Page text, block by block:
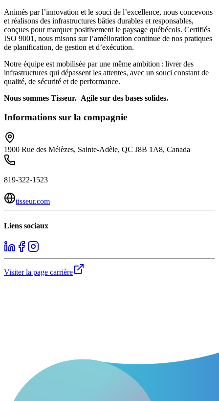
Animés par l’innovation et le souci de l’excellence, nous concevons
et réalisons des infrastructures bâties durables et responsables,
conçues pour marquer positivement le paysage québécois. Certifiés
ISO 9001, nous misons sur l’amélioration continue de nos pratiques
de planification, de gestion et d’exécution.
Notre équipe est mobilisée par une même ambition : livrer des
infrastructures qui dépassent les attentes, avec un souci constant de
qualité, de sécurité et de performance.
Nous sommes Tisseur. Agile sur des bases solides.
Informations sur la compagnie
1900 Rue des Mélèzes, Sainte-Adèle, QC J8B 1A8, Canada
819-322-1523
tisseur.com
Liens sociaux
Visiter la page carrière